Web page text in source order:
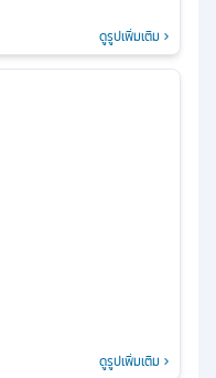
ดูรูปเพิ่มเติม
ดูรูปเพิ่มเติม